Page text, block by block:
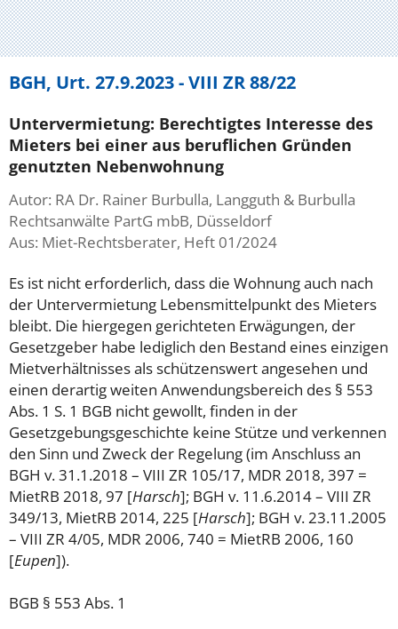
BGH, Urt. 27.9.2023 - VIII ZR 88/22
Untervermietung: Berechtigtes Interesse des
Mieters bei einer aus beruflichen Gründen
genutzten Nebenwohnung
Autor: RA Dr. Rainer Burbulla, Langguth & Burbulla
Rechtsanwälte PartG mbB, Düsseldorf
Aus: Miet-Rechtsberater, Heft 01/2024
Es ist nicht erforderlich, dass die Wohnung auch nach
der Untervermietung Lebensmittelpunkt des Mieters
bleibt. Die hiergegen gerichteten Erwägungen, der
Gesetzgeber habe lediglich den Bestand eines einzigen
Mietverhältnisses als schützenswert angesehen und
einen derartig weiten Anwendungsbereich des § 553
Abs. 1 S. 1 BGB nicht gewollt, finden in der
Gesetzgebungsgeschichte keine Stütze und verkennen
den Sinn und Zweck der Regelung (im Anschluss an
BGH v. 31.1.2018 – VIII ZR 105/17, MDR 2018, 397 =
MietRB 2018, 97 [Harsch]; BGH v. 11.6.2014 – VIII ZR
349/13, MietRB 2014, 225 [Harsch]; BGH v. 23.11.2005
– VIII ZR 4/05, MDR 2006, 740 = MietRB 2006, 160
[Eupen]).
BGB § 553 Abs. 1